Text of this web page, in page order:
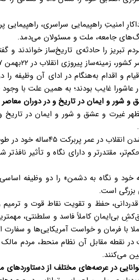
امنیتِ راهپیمایی سراسری،
جامعه، ملت و مسئولان می‌دمد.
انقلاب در ۲۲بهمن ۵۷ و ورق خوردن تاریخ ایران شد.
غایب بودند؛ به همین علت با وجود
و شور و ایمان در تاریخ و در دوران
غیرت و عشق و شور و ایمان در
ایشان با اشاره به رشد و
مقتدرتر و دارای نگاه و تأثیر
خود و نگاه به دشمن» را دو وظیفه
بزرگی است.
حفظ و تقویت نقاط قوت و
بی‌ایمانِ کاملاً فاسد و سلطنتی،
با فرمان و خواست آمریکایی‌ها و
در نقطه مقابل آن نظام منحط، مردم
می‌کنند.
در عرصه‌های مختلف از دستاوردهای